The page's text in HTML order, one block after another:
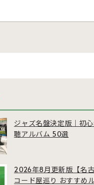
ジャズ名盤決定版｜初
聴アルバム 50選
2026年8月更新版【名
コード屋巡り おすすめ